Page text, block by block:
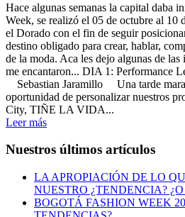
Hace algunas semanas la capital daba
Week, se realizó el 05 de octubre al 10
el Dorado con el fin de seguir
destino obligado para crear, hablar,
de la moda. Aca les dejo algunas de las
me encantaron... DIA 1: Performance
Sebastian Jaramillo Una tarde
oportunidad de personalizar nuestros
City, TIÑE LA VIDA...
Leer más
Nuestros últimos artículos
LA APROPIACIÓN DE LO
NUESTRO ¿TENDENCIA?
BOGOTÁ FASHION WEEK